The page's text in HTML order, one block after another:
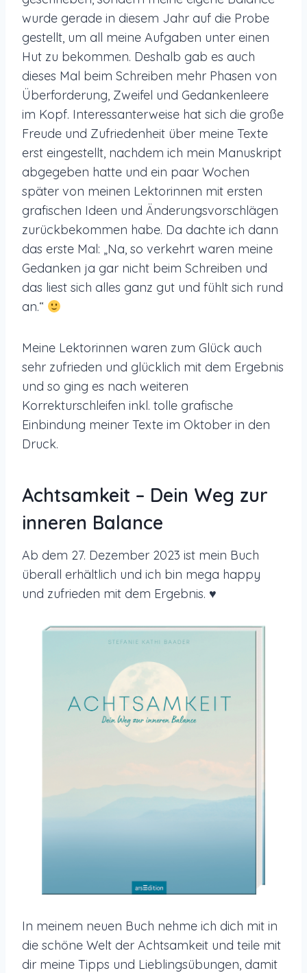
wurde gerade in diesem Jahr auf die Probe
gestellt, um all meine Aufgaben unter einen
Hut zu bekommen. Deshalb gab es auch
dieses Mal beim Schreiben mehr Phasen von
Überforderung, Zweifel und Gedankenleere
im Kopf. Interessanterweise hat sich die große
Freude und Zufriedenheit über meine Texte
erst eingestellt, nachdem ich mein Manuskript
abgegeben hatte und ein paar Wochen
später von meinen Lektorinnen mit ersten
grafischen Ideen und Änderungsvorschlägen
zurückbekommen habe. Da dachte ich dann
das erste Mal: „Na, so verkehrt waren meine
Gedanken ja gar nicht beim Schreiben und
das liest sich alles ganz gut und fühlt sich rund
an.“
Meine Lektorinnen waren zum Glück auch
sehr zufrieden und glücklich mit dem Ergebnis
und so ging es nach weiteren
Korrekturschleifen inkl. tolle grafische
Einbindung meiner Texte im Oktober in den
Druck.
Achtsamkeit – Dein Weg zur
inneren Balance
Ab dem 27. Dezember 2023 ist mein Buch
überall erhältlich und ich bin mega happy
und zufrieden mit dem Ergebnis. ♥️
In meinem neuen Buch nehme ich dich mit in
die schöne Welt der Achtsamkeit und teile mit
dir meine Tipps und Lieblingsübungen, damit